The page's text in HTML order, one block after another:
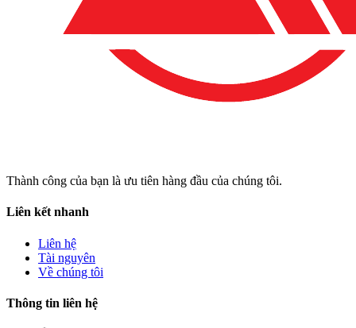
Thành công của bạn là ưu tiên hàng đầu của chúng tôi.
Liên kết nhanh
Liên hệ
Tài nguyên
Về chúng tôi
Thông tin liên hệ